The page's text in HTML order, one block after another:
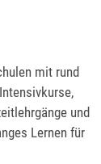
mit rund
und
Lernen für